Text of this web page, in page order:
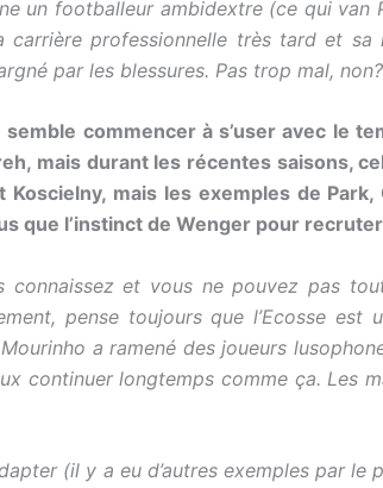
un footballeur ambidextre (ce qui
professionnelle très tard et
par les blessures. Pas trop mal,
commencer à s’user avec le
mais durant les récentes saisons,
mais les exemples de
que l’instinct de Wenger pour
connaissez et vous ne pouvez pas
pense toujours que l’Ecosse est
a ramené des joueurs
continuer longtemps comme ça. Les
(il y a eu d’autres exemples par